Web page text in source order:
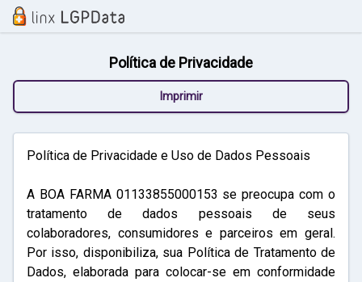
Política de Privacidade
Imprimir
Política de Privacidade e Uso de Dados Pessoais
A BOA FARMA 01133855000153 se preocupa com o
tratamento de dados pessoais de seus
colaboradores, consumidores e parceiros em geral.
Por isso, disponibiliza, sua Política de Tratamento de
Dados, elaborada para colocar-se em conformidade